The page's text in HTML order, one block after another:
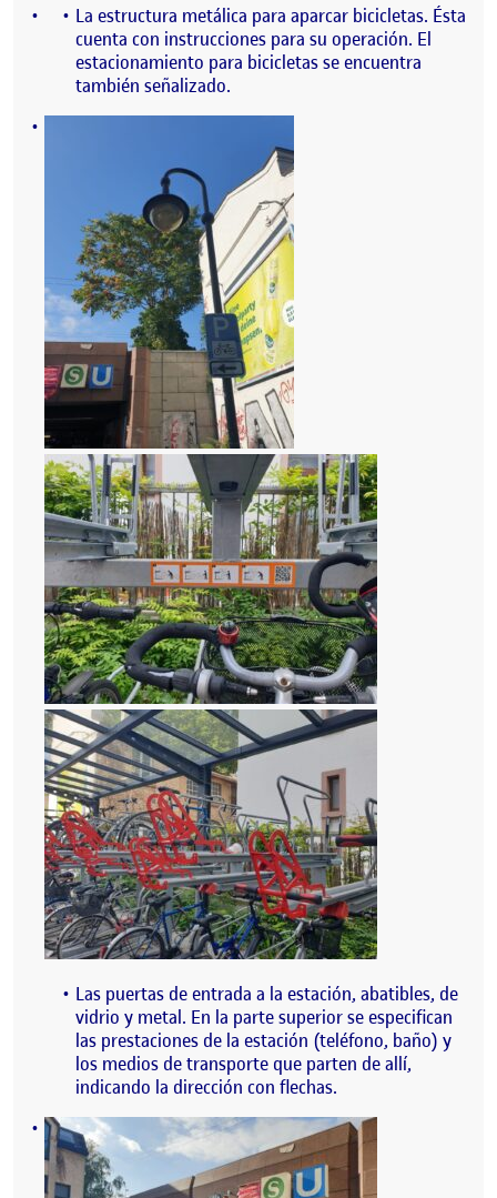
La estructura metálica para aparcar bicicletas. Ésta
cuenta con instrucciones para su operación. El
estacionamiento para bicicletas se encuentra
también señalizado.
Las puertas de entrada a la estación, abatibles, de
vidrio y metal. En la parte superior se especifican
las prestaciones de la estación (teléfono, baño) y
los medios de transporte que parten de allí,
indicando la dirección con flechas.